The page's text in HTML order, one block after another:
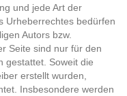
und jede Art der
Urheberrechtes bedürfen
Autors bzw.
Seite sind nur für den
gestattet. Soweit die
erstellt wurden,
Insbesondere werden